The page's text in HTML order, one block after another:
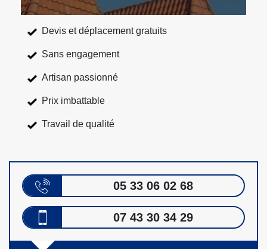
Devis et déplacement gratuits
Sans engagement
Artisan passionné
Prix imbattable
Travail de qualité
05 33 06 02 68
07 43 30 34 29